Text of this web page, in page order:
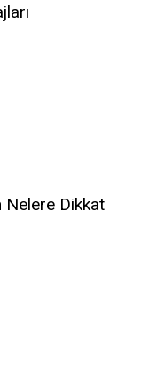
Nelere Dikkat